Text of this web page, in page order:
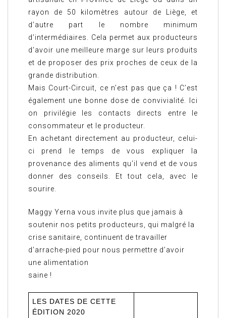
rayon de 50 kilomètres autour de Liège, et
d’autre part le nombre minimum
d’intermédiaires. Cela permet aux producteurs
d’avoir une meilleure marge sur leurs produits
et de proposer des prix proches de ceux de la
grande distribution.
Mais Court-Circuit, ce n’est pas que ça ! C’est
également une bonne dose de convivialité. Ici
on privilégie les contacts directs entre le
consommateur et le producteur.
En achetant directement au producteur, celui-
ci prend le temps de vous expliquer la
provenance des aliments qu’il vend et de vous
donner des conseils. Et tout cela, avec le
sourire.
Maggy Yerna vous invite plus que jamais à
soutenir nos petits producteurs, qui malgré la
crise sanitaire, continuent de travailler
d’arrache-pied pour nous permettre d’avoir
une alimentation
saine !
LES DATES DE CETTE
ÉDITION 2020